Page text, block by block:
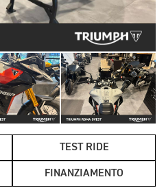
TEST RIDE
FINANZIAMENTO